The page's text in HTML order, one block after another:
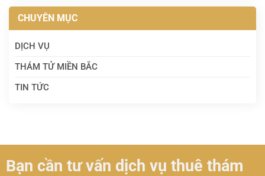
CHUYÊN MỤC
DỊCH VỤ
THÁM TỬ MIỀN BẮC
TIN TỨC
Bạn cần tư vấn dịch vụ thuê thám